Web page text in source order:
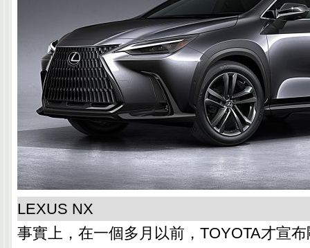
LEXUS NX
事實上，在一個多月以前，TOYOTA才宣